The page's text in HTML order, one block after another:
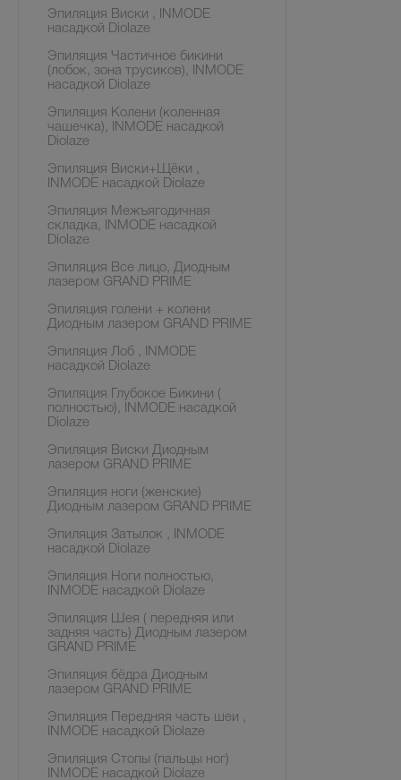
Эпиляция Виски , INMODE
насадкой Diolaze
Эпиляция Частичное бикини
(лобок, зона трусиков), INMODE
насадкой Diolaze
Эпиляция Колени (коленная
чашечка), INMODE насадкой
Diolaze
Эпиляция Виски+Щёки ,
INMODE насадкой Diolaze
Эпиляция Межъягодичная
складка, INMODE насадкой
Diolaze
Эпиляция Все лицо, Диодным
лазером GRAND PRIME
Эпиляция голени + колени
Диодным лазером GRAND PRIME
Эпиляция Лоб , INMODE
насадкой Diolaze
Эпиляция Глубокое Бикини (
полностью), INMODE насадкой
Diolaze
Эпиляция Виски Диодным
лазером GRAND PRIME
Эпиляция ноги (женские)
Диодным лазером GRAND PRIME
Эпиляция Затылок , INMODE
насадкой Diolaze
Эпиляция Ноги полностью,
INMODE насадкой Diolaze
Эпиляция Шея ( передняя или
задняя часть) Диодным лазером
GRAND PRIME
Эпиляция бёдра Диодным
лазером GRAND PRIME
Эпиляция Передняя часть шеи ,
INMODE насадкой Diolaze
Эпиляция Стопы (пальцы ног)
INMODE насадкой Diolaze